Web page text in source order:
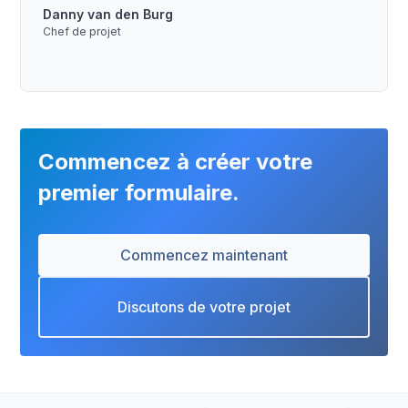
Danny van den Burg
Chef de projet
Commencez à créer votre
premier formulaire.
Commencez maintenant
Discutons de votre projet